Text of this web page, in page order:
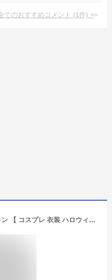
てのおすすめコメント (1件) >
コスプレ 仮装 Patymo Happyパンプキン 【 コスプレ 衣装 ハロウィン 仮装 コスチューム かぼちゃ 女性用 余興 パーティーグッズ レディース 男女兼用 大人用 男性用 カボチャ メンズ 】